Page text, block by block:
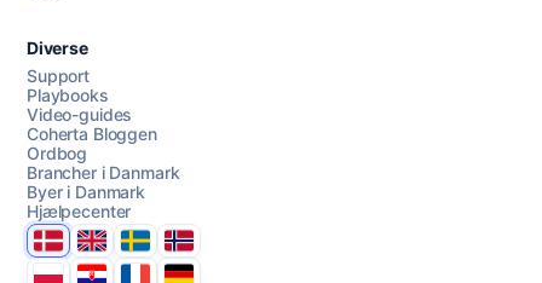
Diverse
Support
Playbooks
Video-guides
Coherta Bloggen
Ordbog
Brancher i Danmark
Byer i Danmark
Hjælpecenter
DanmarkUnited Kingdom
SverigeNorge